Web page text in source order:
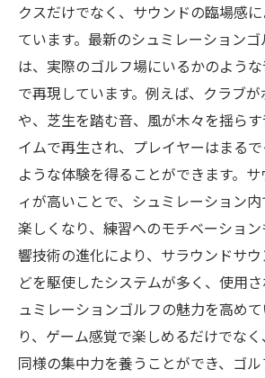
クスだけでなく、サウンドの臨場感
ています。最新のシュミレーション
は、実際のゴルフ場にいるかのよう
で再現しています。例えば、クラブ
や、芝生を踏む音、風が木々を揺ら
イムで再生され、プレイヤーはまる
ような体験を得ることができます。
ィが高いことで、シュミレーション
楽しくなり、練習へのモチベーショ
響技術の進化により、サラウンドサ
どを駆使したシステムが多く、使用
ュミレーションゴルフの魅力を高め
り、ゲーム感覚で楽しめるだけでな
同様の集中力を養うことができ、ゴ